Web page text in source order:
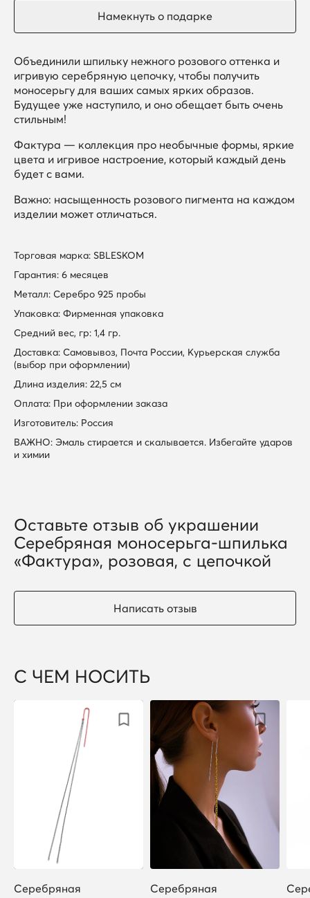
Объединили шпильку нежного розового оттенка и
игривую серебряную цепочку, чтобы получить
моносерьгу для ваших самых ярких образов.
Будущее уже наступило, и оно обещает быть очень
стильным!
Фактура — коллекция про необычные формы, яркие
цвета и игривое настроение, который каждый день
будет с вами.
Важно: насыщенность розового пигмента на каждом
изделии может отличаться.
Торговая марка: SBLESKOM
Гарантия: 6 месяцев
Металл: Серебро 925 пробы
Упаковка: Фирменная упаковка
Средний вес, гр: 1,4 гр.
Доставка: Самовывоз, Почта России, Курьерская служба
(выбор при оформлении)
Длина изделия: 22,5 см
Оплата: При оформлении заказа
Изготовитель: Россия
ВАЖНО: Эмаль стирается и скалывается. Избегайте ударов
и химии
Оставьте отзыв об украшении
Серебряная моносерьга-шпилька
«Фактура», розовая, с цепочкой
Написать отзыв
С ЧЕМ НОСИТЬ
Серебряная
Серебряная